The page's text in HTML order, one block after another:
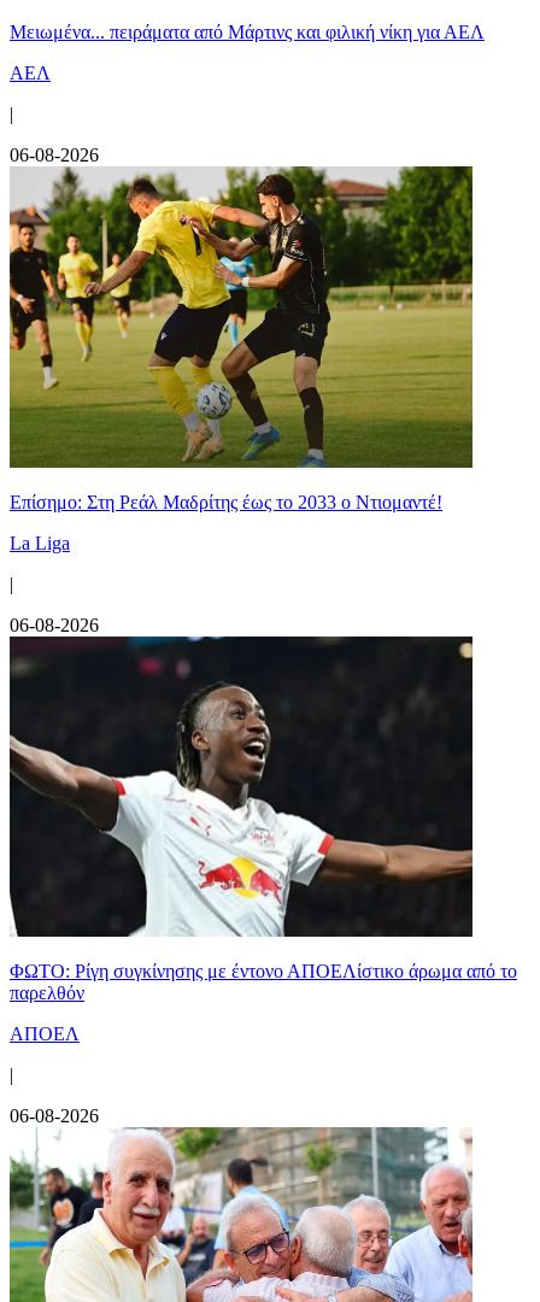
Μειωμένα... πειράματα από Μάρτινς και φιλική νίκη για ΑΕΛ
ΑΕΛ
|
06-08-2026
Επίσημο: Στη Ρεάλ Μαδρίτης έως το 2033 ο Ντιομαντέ!
La Liga
|
06-08-2026
ΦΩΤΟ: Ρίγη συγκίνησης με έντονο ΑΠΟΕΛίστικο άρωμα από το
παρελθόν
ΑΠΟΕΛ
|
06-08-2026